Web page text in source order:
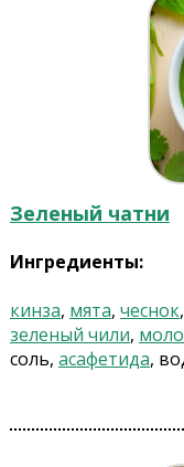
Зеленый чатни
Ингредиенты:
кинза, мята, чеснок,
зеленый чили,
соль, асафетида,